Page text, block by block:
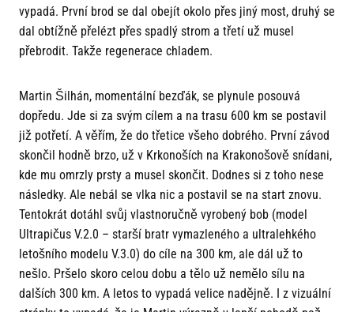
vypadá. První brod se dal obejít okolo přes jiný most, druhý se
dal obtížně přelézt přes spadlý strom a třetí už musel
přebrodit. Takže regenerace chladem.
Martin Šilhán, momentální bezďák, se plynule posouvá
dopředu. Jde si za svým cílem a na trasu 600 km se postavil
již potřetí. A věřím, že do třetice všeho dobrého. První závod
skončil hodně brzo, už v Krkonoších na Krakonošově snídani,
kde mu omrzly prsty a musel skončit. Dodnes si z toho nese
následky. Ale nebál se vlka nic a postavil se na start znovu.
Tentokrát dotáhl svůj vlastnoručně vyrobený bob (model
Ultrapičus V.2.0 – starší bratr vymazleného a ultralehkého
letošního modelu V.3.0) do cíle na 300 km, ale dál už to
nešlo. Pršelo skoro celou dobu a tělo už nemělo sílu na
dalších 300 km. A letos to vypadá velice nadějně. I z vizuální